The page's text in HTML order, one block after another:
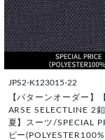
JPS2-K123015-22
【パターンオーダー】
ARSE SELECTLINE 2
夏】スーツ/SPECIAL
ビー